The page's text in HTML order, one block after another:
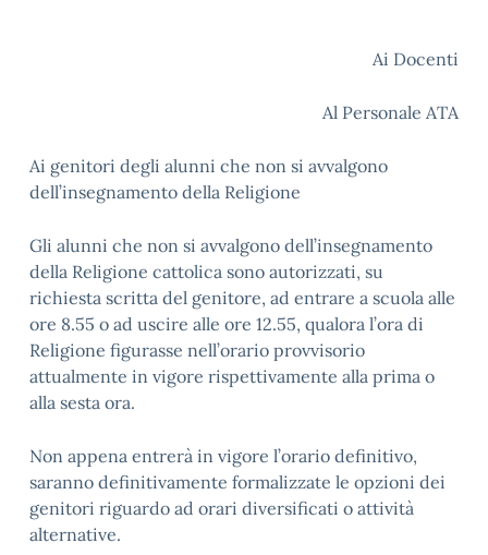
Ai Docenti
Al Personale ATA
Ai genitori degli alunni che non si avvalgono
dell’insegnamento della Religione
Gli alunni che non si avvalgono dell’insegnamento
della Religione cattolica sono autorizzati, su
richiesta scritta del genitore, ad entrare a scuola alle
ore 8.55 o ad uscire alle ore 12.55, qualora l’ora di
Religione figurasse nell’orario provvisorio
attualmente in vigore rispettivamente alla prima o
alla sesta ora.
Non appena entrerà in vigore l’orario definitivo,
saranno definitivamente formalizzate le opzioni dei
genitori riguardo ad orari diversificati o attività
alternative.